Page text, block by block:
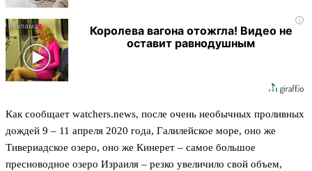
i
Королева вагона отожгла! Видео не
оставит равнодушным
Как сообщает watchers.news, после очень необычных проливных
дождей 9 – 11 апреля 2020 года, Галилейское море, оно же
Тивериадское озеро, оно же Кинерет – самое большое
пресноводное озеро Израиля – резко увеличило свой объем,